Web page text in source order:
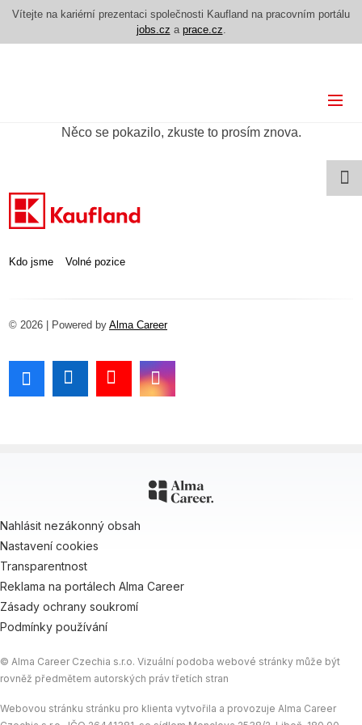
Vítejte na kariérní prezentaci společnosti Kaufland na pracovním portálu
jobs.cz a prace.cz
Kdo jsmeNěco se pokazilo, zkuste to prosím znova.
Kdo jsme Volné pozice
© 2026 | Powered by Alma Career
Nahlásit nezákonný obsah
Nastavení cookies
Transparentnost
Reklama na portálech Alma Career
Zásady ochrany soukromí
Podmínky používání
© Alma Career Czechia s.r.o. Vizuální podoba webové stránky může být
rovněž předmětem autorských práv třetích stran
Webovou stránku stránku pro klienta vytvořila a provozuje Alma Career